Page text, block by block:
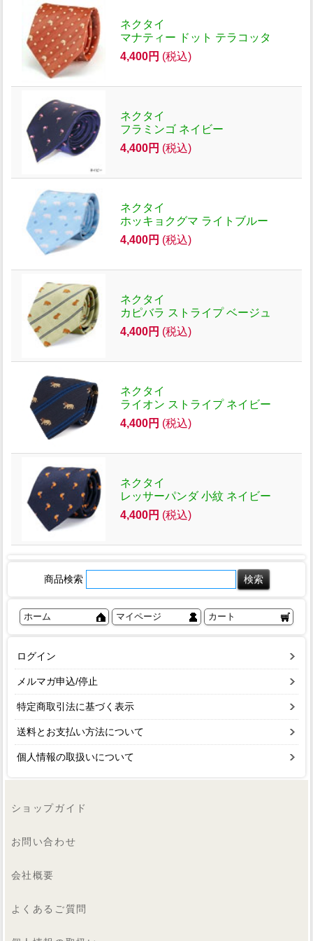
ネクタイ
マナティー ドット テラコッタ
4,400円 (税込)
ネクタイ
フラミンゴ ネイビー
4,400円 (税込)
ネクタイ
ホッキョクグマ ライトブルー
4,400円 (税込)
ネクタイ
カピバラ ストライプ ベージュ
4,400円 (税込)
ネクタイ
ライオン ストライプ ネイビー
4,400円 (税込)
ネクタイ
レッサーパンダ 小紋 ネイビー
4,400円 (税込)
商品検索
ホーム マイページ カート
ログイン
メルマガ申込/停止
特定商取引法に基づく表示
送料とお支払い方法について
個人情報の取扱いについて
ショップガイド
お問い合わせ
会社概要
よくあるご質問